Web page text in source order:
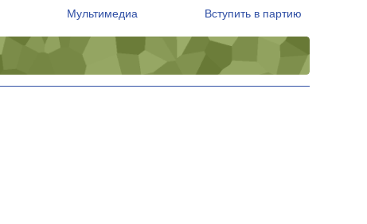
Мультимедиа Вступить в партию